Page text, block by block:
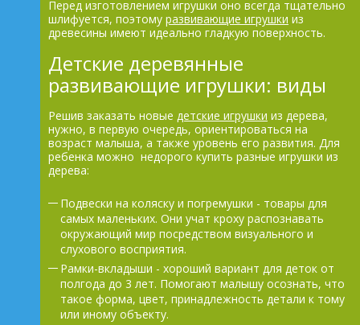
Перед изготовлением игрушки оно всегда тщательно
шлифуется, поэтому развивающие игрушки из
древесины имеют идеально гладкую поверхность.
Детские деревянные
развивающие игрушки: виды
Решив заказать новые детские игрушки из дерева,
нужно, в первую очередь, ориентироваться на
возраст малыша, а также уровень его развития. Для
ребенка можно недорого купить разные игрушки из
дерева:
Подвески на коляску и погремушки - товары для
самых маленьких. Они учат кроху распознавать
окружающий мир посредством визуального и
слухового восприятия.
Рамки-вкладыши - хороший вариант для деток от
полгода до 3 лет. Помогают малышу осознать, что
такое форма, цвет, принадлежность детали к тому
или иному объекту.